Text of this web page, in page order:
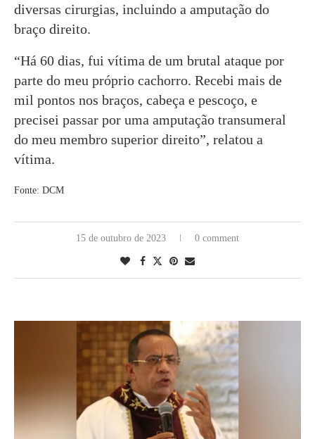
diversas cirurgias, incluindo a amputação do
braço direito.
“Há 60 dias, fui vítima de um brutal ataque por
parte do meu próprio cachorro. Recebi mais de
mil pontos nos braços, cabeça e pescoço, e
precisei passar por uma amputação transumeral
do meu membro superior direito”, relatou a
vítima.
Fonte: DCM
15 de outubro de 2023 0 comment